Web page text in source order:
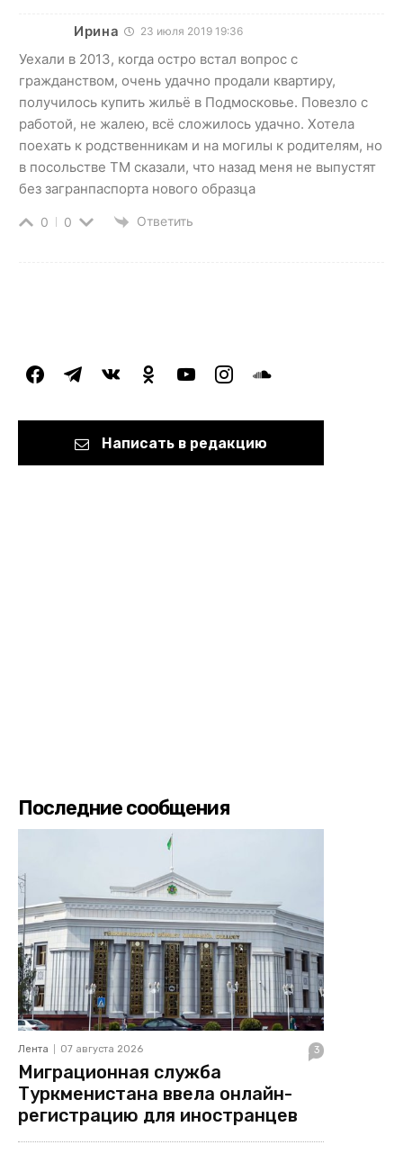
Ирина 23 июля 2019 19:36
Уехали в 2013, когда остро встал вопрос с
гражданством, очень удачно продали квартиру,
получилось купить жильё в Подмосковье. Повезло с
работой, не жалею, всё сложилось удачно. Хотела
поехать к родственникам и на могилы к родителям, но
в посольстве ТМ сказали, что назад меня не выпустят
без загранпаспорта нового образца
0 0 Ответить
facebooktelegramvkontakteodnoklassniki
youtubeinstagramsoundcloud
Написать в редакцию
Последние сообщения
Лента 07 августа 2026 3
Миграционная служба
Туркменистана ввела онлайн-
регистрацию для иностранцев